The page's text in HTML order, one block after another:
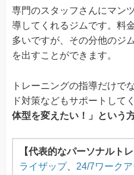
専門のスタッフさんにマン
導してくれるジムです。料
多いですが、その分他のジ
を出すことができます。
トレーニングの指導だけで
ド対策などもサポートして
体型を変えたい！」という
【代表的なパーソナルト
ライザップ、 24/7ワークア